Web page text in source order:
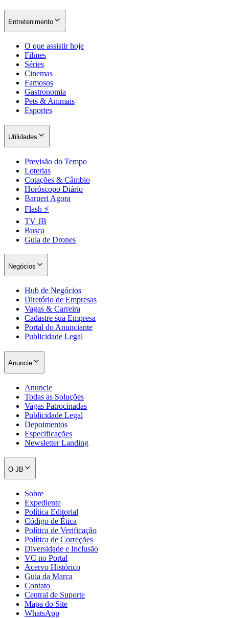
São Paulo
Santos
Entretenimento
O que assistir hoje
Filmes
Séries
Cinemas
Famosos
Gastronomia
Pets & Animais
Esportes
Utilidades
Previsão do Tempo
Loterias
Cotações & Câmbio
Horóscopo Diário
Barueri Agora
Flash ⚡
TV JB
Busca
Guia de Drones
Negócios
Hub de Negócios
Diretório de Empresas
Vagas & Carreira
Cadastre sua Empresa
Portal do Anunciante
Publicidade Legal
Anuncie
Anuncie
Todas as Soluções
Vagas Patrocinadas
Publicidade Legal
Depoimentos
Especificações
Newsletter Landing
O JB
Sobre
Expediente
Política Editorial
Código de Ética
Política de Verificação
Política de Correções
Diversidade e Inclusão
VC no Portal
Acervo Histórico
Guia da Marca
Contato
Central de Suporte
Mapa do Site
WhatsApp